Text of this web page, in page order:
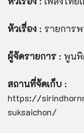
หัวเรื่อง : รายการ
ผู้จัดรายการ : พูน
สถานที่จัดเก็บ :
https://
suksaichon/